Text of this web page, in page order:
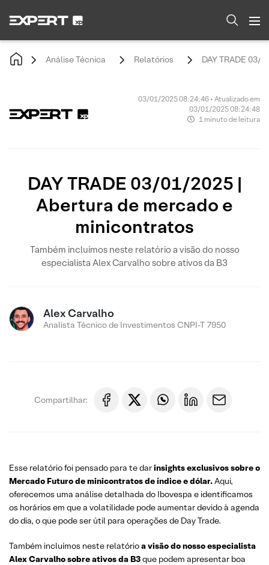
Análise Técnica Relatórios DAY TRADE 03/
03/01/2025 08:24:46 • Atualizado em
03/01/2025 08:24:48
1 minuto de leitura
DAY TRADE 03/01/2025 |
Abertura de mercado e
minicontratos
Também incluímos neste relatório a visão do nosso
especialista Alex Carvalho sobre ativos da B3
Alex Carvalho
Analista Técnico de Investimentos CNPI-T 7950
Compartilhar:
Esse relatório foi pensado para te darinsights exclusivos sobre o
Mercado Futuro de minicontratos de índice e dólar.Aqui,
oferecemos uma análise detalhada do Ibovespa e identificamos
os horários em que a volatilidade pode aumentar devido à agenda
do dia, o que pode ser útil para operações de Day Trade.
Também incluímos neste relatórioa visão do nosso especialista
Alex Carvalho sobre ativos da B3que podem apresentar boa